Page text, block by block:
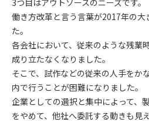
3つ目はアウトソースのニーズです。
働き方改革と言う言葉が2017年の大
た。
各会社において、従来のような残業
成り立たなくなりました。
そこで、試作などの従来の人手をか
内で行うことが困難になりました。
企業としての選択と集中によって、
をやめて、他社へ委託する動きも見